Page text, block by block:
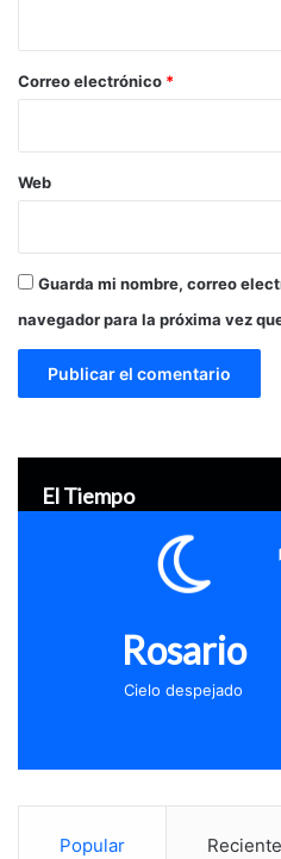
*
Correo electrónico *
Web
Guarda mi nombre, correo
navegador para la próxima vez
El Tiempo
Rosario
Cielo despejado
Popular Reciente